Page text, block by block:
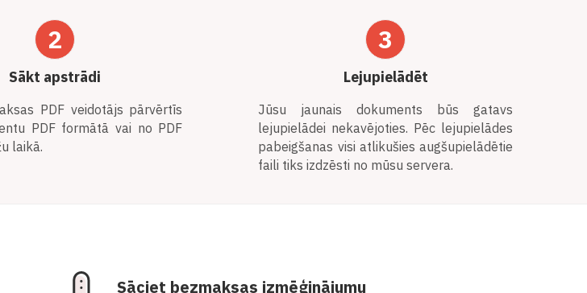
2
Sākt apstrādi
PDF veidotājs pārvērtīs
PDF formātā vai no PDF
laikā.
3
Lejupielādēt
Jūsu jaunais dokuments būs gatavs
lejupielādei nekavējoties. Pēc lejupielādes
pabeigšanas visi atlikušies augšupielādētie
faili tiks izdzēsti no mūsu servera.
Sāciet bezmaksas izmēģinājumu